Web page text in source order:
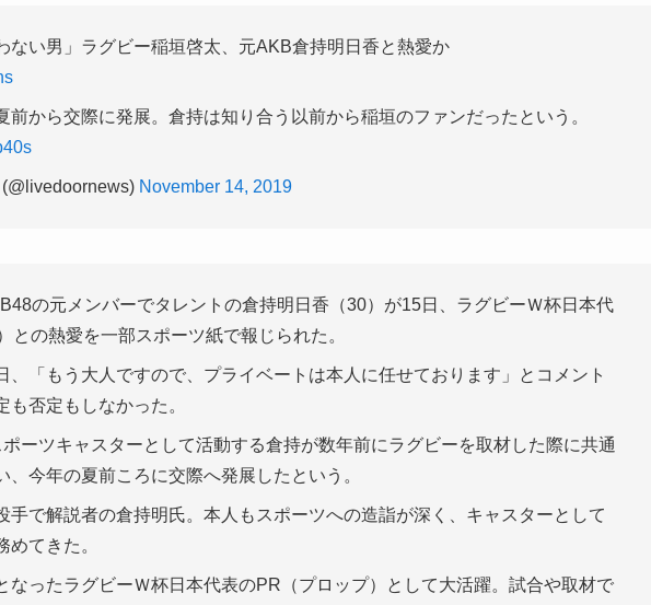
ない男」ラグビー稲垣啓太、元AKB倉持明日香と熱愛か
前から交際に発展。倉持は知り合う以前から稲垣のファンだったという。
November 14, 2019
の元メンバーでタレントの倉持明日香（30）が15日、ラグビーＷ杯日本代
との熱愛を一部スポーツ紙で報じられた。
、「もう大人ですので、プライベートは本人に任せております」とコメント
も否定もしなかった。
ーツキャスターとして活動する倉持が数年前にラグビーを取材した際に共通
、今年の夏前ころに交際へ発展したという。
手で解説者の倉持明氏。本人もスポーツへの造詣が深く、キャスターとして
めてきた。
なったラグビーＷ杯日本代表のPR（プロップ）として大活躍。試合や取材で